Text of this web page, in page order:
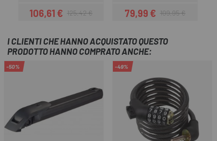
Prezzo
106,61 €Prezzo base
125,42 €
Prezzo
79,99 €Prezzo base
109,95 €
I CLIENTI CHE HANNO ACQUISTATO QUESTO
PRODOTTO HANNO COMPRATO ANCHE:
-50% -49%